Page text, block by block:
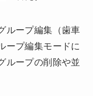
ループ編集（歯車
ープ編集モードに
ループの削除や並